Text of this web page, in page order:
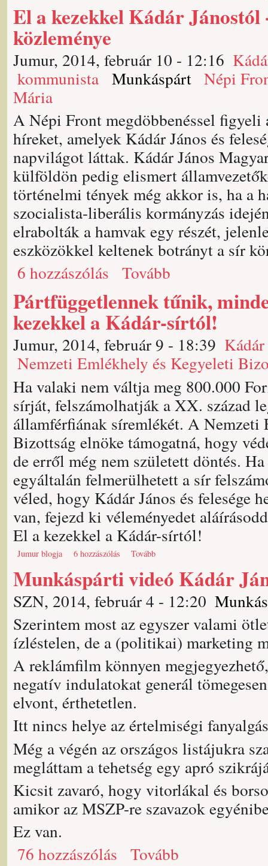
El a kezekkel Kádár
közleménye
Jumur, 2014, február 10 - 12:16
kommunista Munkáspárt Népi
Mária
A Népi Front megdöbbenéssel figyeli
híreket, amelyek Kádár János és
napvilágot láttak. Kádár János
külföldön pedig elismert
történelmi tények még akkor is, ha a
szocialista-liberális kormányzás
elrabolták a hamvak egy részét,
eszközökkel keltenek botrányt a sír
6 hozzászólás
Tovább
Pártfüggetlennek tűnik,
kezekkel a Kádár-sírtól!
Jumur, 2014, február 9 - 18:39
Nemzeti Emlékhely és Kegyeleti
Ha valaki nem váltja meg 800.000
sírját, felszámolhatják a XX. század
államférfiának síremlékét. A Nemzeti
Bizottság elnöke támogatná, hogy
de erről még nem született döntés.
egyáltalán felmerülhetett a sír
véled, hogy Kádár János és felesége
van, fejezd ki véleményedet
El a kezekkel a Kádár-sírtól!
Jumur blogja 6 hozzászólás Tovább
Munkáspárti videó Kádár
SZN, 2014, február 4 - 12:20
Szerintem most az egyszer valami
ízléstelen, de a (politikai) marketing
A reklámfilm könnyen
negatív indulatokat generál
elvont, érthetetlen.
Itt nincs helye az értelmiségi
Még a végén az országos listájukra
megláttam a tehetség egy apró
Kicsit zavaró, hogy vitorlákal és
amikor az MSZP-re szavazok
Ez van.
76 hozzászólás
Tovább